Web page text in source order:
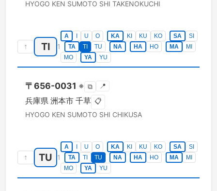
HYOGO KEN SUMOTO SHI TAKENOKUCHI
↑ TI 1
A U O KA KI KU KO SA
SI
TA
TI TU NA HA HO MA
MI
MO
YA YU
〒656-0031 ※ ⧉ 📍
兵庫県 洲本市 千草 📋
HYOGO KEN SUMOTO SHI CHIKUSA
↑ TU 1
A U O KA KI KU KO SA
SI
TA
TI TU NA HA HO MA
MI
MO
YA YU